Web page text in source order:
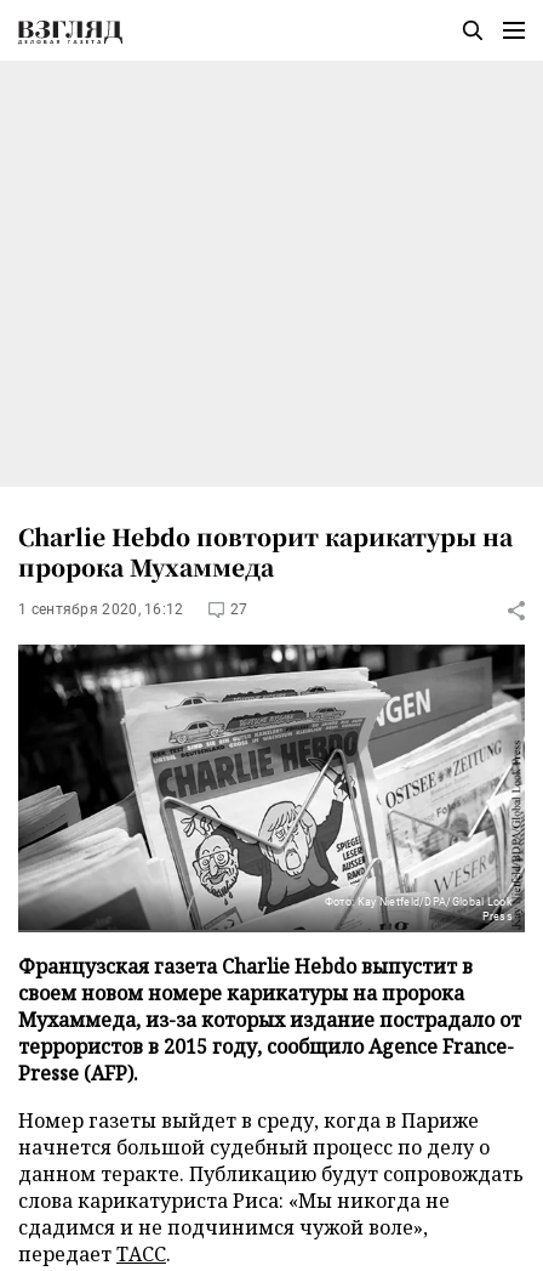
Charlie Hebdo повторит карикатуры на
пророка Мухаммеда
1 сентября 2020, 16:12 27
Фото: Kay Nietfeld/DPA/Global Look
Press
Французская газета Charlie Hebdo выпустит в
своем новом номере карикатуры на пророка
Мухаммеда, из-за которых издание пострадало от
террористов в 2015 году, сообщило Agence France-
Presse (AFP).
Номер газеты выйдет в среду, когда в Париже
начнется большой судебный процесс по делу о
данном теракте. Публикацию будут сопровождать
слова карикатуриста Риса: «Мы никогда не
сдадимся и не подчинимся чужой воле»,
передаетТАСС.